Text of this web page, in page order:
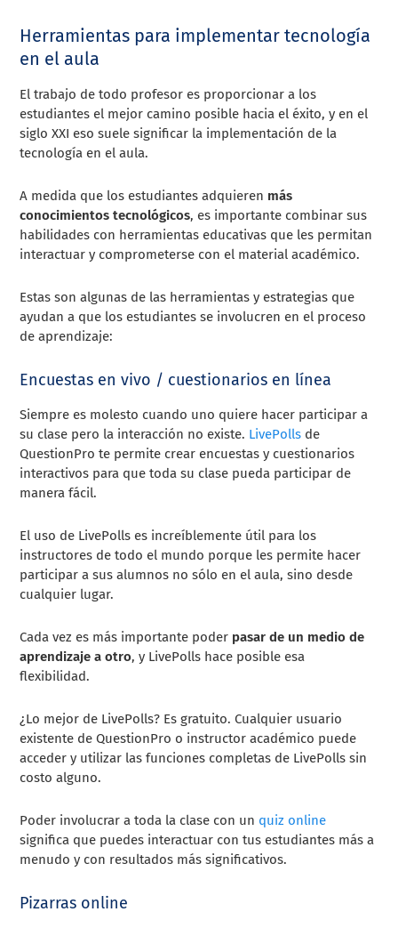
Herramientas para implementar tecnología
en el aula
El trabajo de todo profesor es proporcionar a los
estudiantes el mejor camino posible hacia el éxito, y en el
siglo XXI eso suele significar la implementación de la
tecnología en el aula.
A medida que los estudiantes adquieren más
conocimientos tecnológicos, es importante combinar sus
habilidades con herramientas educativas que les permitan
interactuar y comprometerse con el material académico.
Estas son algunas de las herramientas y estrategias que
ayudan a que los estudiantes se involucren en el proceso
de aprendizaje:
Encuestas en vivo / cuestionarios en línea
Siempre es molesto cuando uno quiere hacer participar a
su clase pero la interacción no existe. LivePolls de
QuestionPro te permite crear encuestas y cuestionarios
interactivos para que toda su clase pueda participar de
manera fácil.
El uso de LivePolls es increíblemente útil para los
instructores de todo el mundo porque les permite hacer
participar a sus alumnos no sólo en el aula, sino desde
cualquier lugar.
Cada vez es más importante poder pasar de un medio de
aprendizaje a otro, y LivePolls hace posible esa
flexibilidad.
¿Lo mejor de LivePolls? Es gratuito. Cualquier usuario
existente de QuestionPro o instructor académico puede
acceder y utilizar las funciones completas de LivePolls sin
costo alguno.
Poder involucrar a toda la clase con un quiz online
significa que puedes interactuar con tus estudiantes más a
menudo y con resultados más significativos.
Pizarras online